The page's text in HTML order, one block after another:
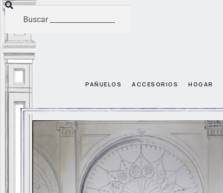
PAÑUELOS ACCESORIOS HOGAR